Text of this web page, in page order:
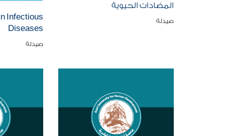
المضادات الحيوية
صيدلة
Infectious
Diseases
صيدلة